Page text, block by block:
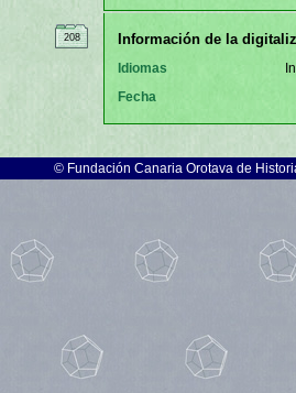
208 Información de la
Idiomas
Fecha
© Fundación Canaria Orotava de